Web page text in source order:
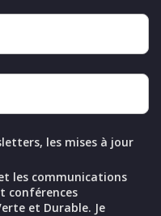
les mises à jour
les communications
conférences
et Durable. Je